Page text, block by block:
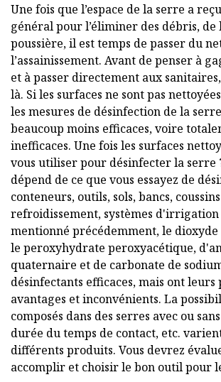
Une fois que l’espace de la serre a
général pour l’éliminer des débris, de
poussière, il est temps de passer du
l’assainissement. Avant de penser à
et à passer directement aux
là. Si les surfaces ne sont pas
les mesures de désinfection de la
beaucoup moins efficaces, voire
inefficaces. Une fois les surfaces
vous utiliser pour désinfecter la serre
dépend de ce que vous essayez de
conteneurs, outils, sols, bancs,
refroidissement, systèmes d'irrigation
mentionné précédemment, le
le peroxyhydrate peroxyacétique,
quaternaire et de carbonate de
désinfectants efficaces, mais ont leurs
avantages et inconvénients. La
composés dans des serres avec ou
durée du temps de contact, etc.
différents produits. Vous devrez
accomplir et choisir le bon outil pour